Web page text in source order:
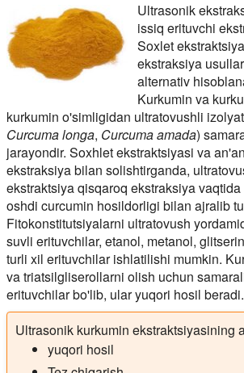
Ultrasonik
issiq erituvchi
Soxlet
ekstraksiya
alternativ
Kurkumin va
kurkumin o'simligidan ultratovushli
Curcuma longa, Curcuma amada)
jarayondir. Soxhlet ekstraktsiyasi va
ekstraksiya bilan solishtirganda,
ekstraktsiya qisqaroq ekstraksiya
oshdi curcumin hosildorligi bilan ajralib
Fitokonstitutsiyalarni ultratovush
suvli erituvchilar, etanol, metanol,
turli xil erituvchilar ishlatilishi mumkin.
va triatsilgliserollarni olish uchun
erituvchilar bo'lib, ular yuqori hosil
Ultrasonik kurkumin ekstraktsiyasining
yuqori hosil